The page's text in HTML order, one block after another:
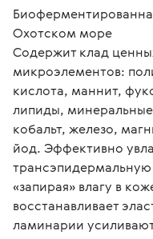
Охотском море
Содержит клад
микроэлементов:
кислота, маннит,
липиды,
кобальт, железо,
йод. Эффективно
«запирая» влагу в
восстанавливает
ламинарии